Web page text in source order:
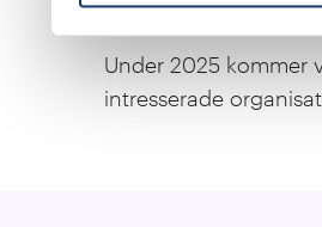
Under 2025 kommer
intresserade